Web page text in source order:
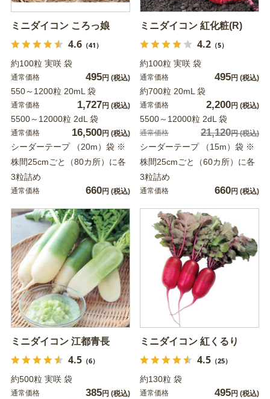
ミニダイコン ころっ娘
4.6（41）
約100粒 実咲 袋
通常価格 495円 (税込)
550～1200粒 20mL 袋
通常価格 1,727円 (税込)
5500～12000粒 2dL 袋
通常価格 16,500円 (税込)
シーダーテープ （20m）袋 ※
株間25cmごと（80カ所）に各
3粒詰め
通常価格 660円 (税込)
ミニダイコン 紅化粧(R)
4.2（5）
約100粒 実咲 袋
通常価格 495円 (税込)
約700粒 20mL 袋
通常価格 2,200円 (税込)
5500～12000粒 2dL 袋
通常価格 21,120円(税込)
シーダーテープ （15m）袋 ※
株間25cmごと（60カ所）に各
3粒詰め
通常価格 660円 (税込)
ミニダイコン 江都青長
4.5（6）
約500粒 実咲 袋
通常価格 385円 (税込)
ミニダイコン 紅くるり
4.5（25）
約130粒 袋
通常価格 495円 (税込)